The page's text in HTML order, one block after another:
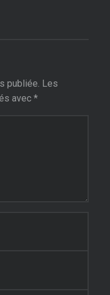
publiée. Les
avec *